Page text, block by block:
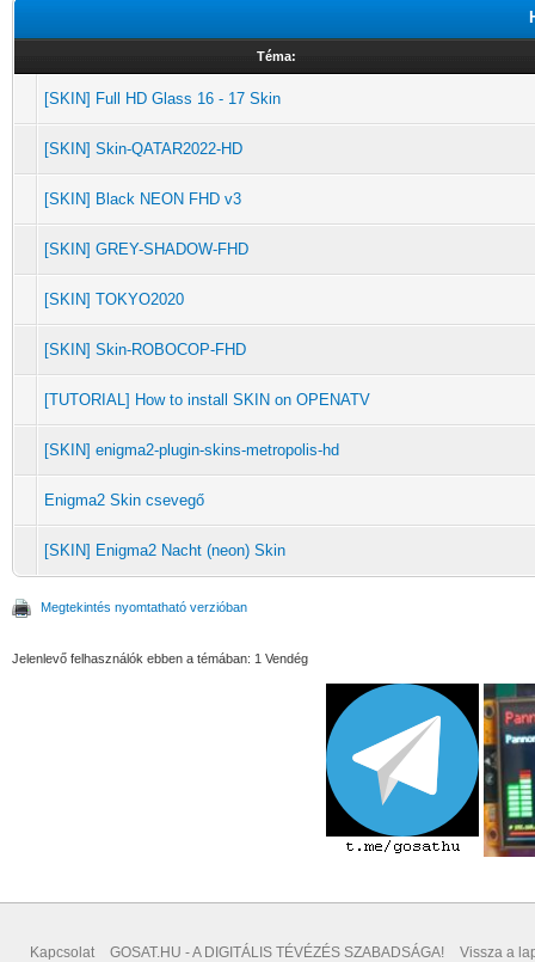
Téma:
[SKIN] Full HD Glass 16 - 17 Skin
[SKIN] Skin-QATAR2022-HD
[SKIN] Black NEON FHD v3
[SKIN] GREY-SHADOW-FHD
[SKIN] TOKYO2020
[SKIN] Skin-ROBOCOP-FHD
[TUTORIAL] How to install SKIN on OPENATV
[SKIN] enigma2-plugin-skins-metropolis-hd
Enigma2 Skin csevegő
[SKIN] Enigma2 Nacht (neon) Skin
Megtekintés nyomtatható verzióban
Jelenlevő felhasználók ebben a témában: 1 Vendég
Kapcsolat GOSAT.HU - A DIGITÁLIS TÉVÉZÉS SZABADSÁGA! Vissza a